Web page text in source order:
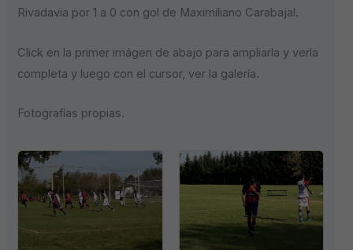
Rivadavia por 1 a 0 con gol de Maximiliano Carabajal.
Click en la primer imágen de abajo para ampliarla y verla
completa y luego con el cursor, ver la galería.
Fotografías propias.